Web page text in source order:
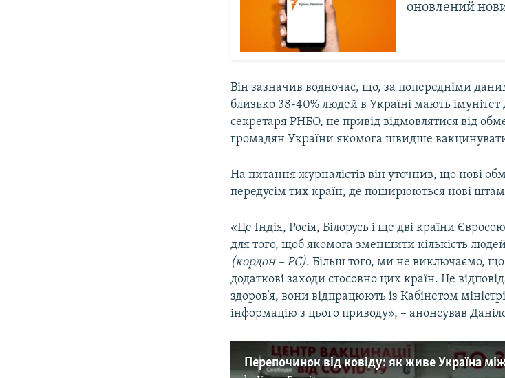
оновлений
Він зазначив водночас, що, за попередніми
близько 38-40% людей в Україні мають
секретаря РНБО, не привід відмовлятися від
громадян України якомога швидше
На питання журналістів він уточнив, що нові
передусім тих країн, де поширюються нові
«Це Індія, Росія, Білорусь і ще дві країни
для того, щоб якомога зменшити кількість
(кордон – РС). Більш того, ми не виключаємо, що
додаткові заходи стосовно цих країн. Це
здоров’я, вони відпрацюють із Кабінетом
інформацію з цього приводу», – анонсував